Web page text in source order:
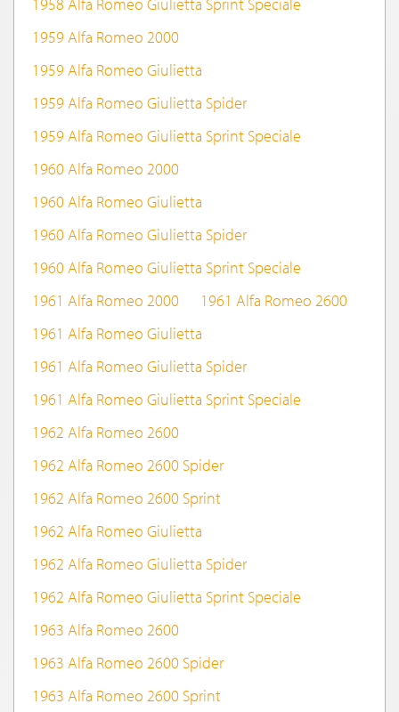
1959 Alfa Romeo 2000
1959 Alfa Romeo Giulietta
1959 Alfa Romeo Giulietta Spider
1959 Alfa Romeo Giulietta Sprint Speciale
1960 Alfa Romeo 2000
1960 Alfa Romeo Giulietta
1960 Alfa Romeo Giulietta Spider
1960 Alfa Romeo Giulietta Sprint Speciale
1961 Alfa Romeo 2000
1961 Alfa Romeo 2600
1961 Alfa Romeo Giulietta
1961 Alfa Romeo Giulietta Spider
1961 Alfa Romeo Giulietta Sprint Speciale
1962 Alfa Romeo 2600
1962 Alfa Romeo 2600 Spider
1962 Alfa Romeo 2600 Sprint
1962 Alfa Romeo Giulietta
1962 Alfa Romeo Giulietta Spider
1962 Alfa Romeo Giulietta Sprint Speciale
1963 Alfa Romeo 2600
1963 Alfa Romeo 2600 Spider
1963 Alfa Romeo 2600 Sprint